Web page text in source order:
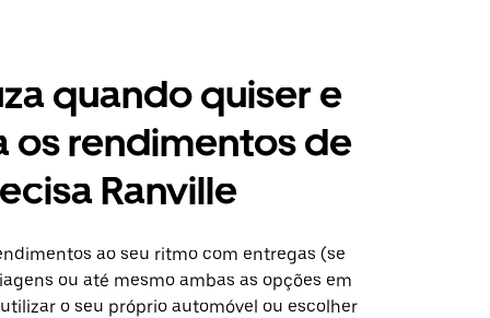
quando quiser e
os rendimentos de
Ranville
ao seu ritmo com entregas (se
ou até mesmo ambas as opções em
utilizar o seu próprio automóvel ou escolher